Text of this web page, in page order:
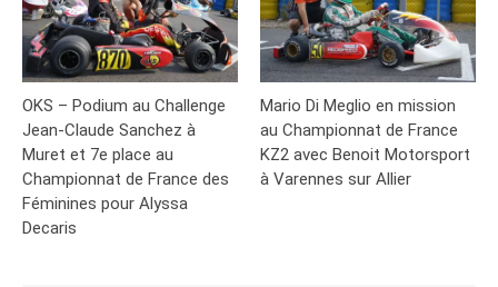
OKS – Podium au Challenge
Jean-Claude Sanchez à
Muret et 7e place au
Championnat de France des
Féminines pour Alyssa
Decaris
Mario Di Meglio en mission
au Championnat de France
KZ2 avec Benoit Motorsport
à Varennes sur Allier